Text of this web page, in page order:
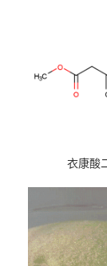
衣康酸